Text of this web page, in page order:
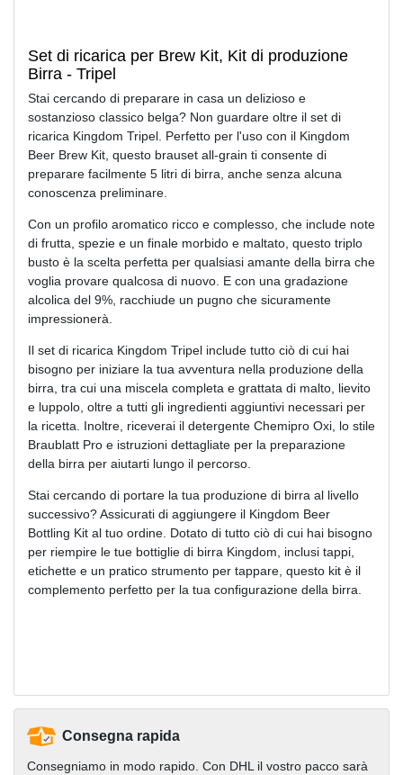
Set di ricarica per Brew Kit, Kit di produzione
Birra - Tripel
Stai cercando di preparare in casa un delizioso e
sostanzioso classico belga? Non guardare oltre il set di
ricarica Kingdom Tripel. Perfetto per l'uso con il Kingdom
Beer Brew Kit, questo brauset all-grain ti consente di
preparare facilmente 5 litri di birra, anche senza alcuna
conoscenza preliminare.
Con un profilo aromatico ricco e complesso, che include note
di frutta, spezie e un finale morbido e maltato, questo triplo
busto è la scelta perfetta per qualsiasi amante della birra che
voglia provare qualcosa di nuovo. E con una gradazione
alcolica del 9%, racchiude un pugno che sicuramente
impressionerà.
Il set di ricarica Kingdom Tripel include tutto ciò di cui hai
bisogno per iniziare la tua avventura nella produzione della
birra, tra cui una miscela completa e grattata di malto, lievito
e luppolo, oltre a tutti gli ingredienti aggiuntivi necessari per
la ricetta. Inoltre, riceverai il detergente Chemipro Oxi, lo stile
Braublatt Pro e istruzioni dettagliate per la preparazione
della birra per aiutarti lungo il percorso.
Stai cercando di portare la tua produzione di birra al livello
successivo? Assicurati di aggiungere il Kingdom Beer
Bottling Kit al tuo ordine. Dotato di tutto ciò di cui hai bisogno
per riempire le tue bottiglie di birra Kingdom, inclusi tappi,
etichette e un pratico strumento per tappare, questo kit è il
complemento perfetto per la tua configurazione della birra.
Consegna rapida
Consegniamo in modo rapido. Con DHL il vostro pacco sarà